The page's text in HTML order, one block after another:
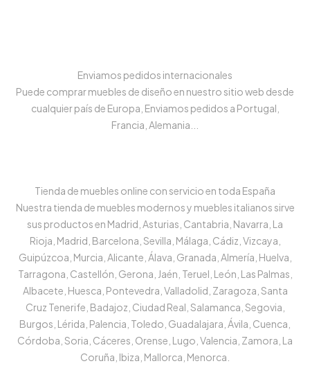
Enviamos pedidos internacionales
Puede comprar muebles de diseño en nuestro sitio web desde
cualquier país de Europa, Enviamos pedidos a Portugal,
Francia, Alemania...
Tienda de muebles online con servicio en toda España
Nuestra tienda de muebles modernos y muebles italianos sirve
sus productos en Madrid, Asturias, Cantabria, Navarra, La
Rioja, Madrid, Barcelona, Sevilla, Málaga, Cádiz, Vizcaya,
Guipúzcoa, Murcia, Alicante, Álava, Granada, Almería, Huelva,
Tarragona, Castellón, Gerona, Jaén, Teruel, León, Las Palmas,
Albacete, Huesca, Pontevedra, Valladolid, Zaragoza, Santa
Cruz Tenerife, Badajoz, Ciudad Real, Salamanca, Segovia,
Burgos, Lérida, Palencia, Toledo, Guadalajara, Ávila, Cuenca,
Córdoba, Soria, Cáceres, Orense, Lugo, Valencia, Zamora, La
Coruña, Ibiza, Mallorca, Menorca.